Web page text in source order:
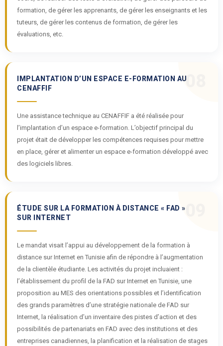
formation, de gérer les apprenants, de gérer les enseignants et les
tuteurs, de gérer les contenus de formation, de gérer les
évaluations, etc.
08
IMPLANTATION D’UN ESPACE E-FORMATION AU
CENAFFIF
Une assistance technique au CENAFFIF a été réalisée pour
l’implantation d’un espace e-formation. L’objectif principal du
projet était de développer les compétences requises pour mettre
en place, gérer et alimenter un espace e-formation développé avec
des logiciels libres.
ÉTUDE SUR LA FORMATION À DISTANCE « FAD »
SUR INTERNET
Le mandat visait l’appui au développement de la formation à
distance sur Internet en Tunisie afin de répondre à l’augmentation
de la clientèle étudiante. Les activités du projet incluaient :
l’établissement du profil de la FAD sur Internet en Tunisie, une
proposition au MES des orientations possibles et l’identification
des grands paramètres d’une stratégie nationale de FAD sur
Internet, la réalisation d’un inventaire des pistes d’action et des
possibilités de partenariats en FAD avec des institutions et des
entreprises canadiennes, la planification et la réalisation de stages